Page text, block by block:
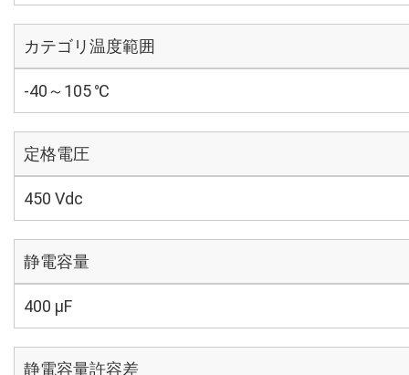
カテゴリ温度範囲
-40～105 ℃
定格電圧
450 Vdc
静電容量
400 µF
静電容量許容差